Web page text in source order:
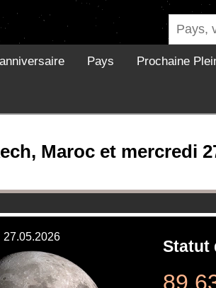
Pays Prochaine
Maroc et mercredi
27.05.2026
Statut